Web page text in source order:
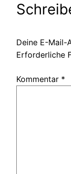
Deine E-
Erforderliche
Kommentar *